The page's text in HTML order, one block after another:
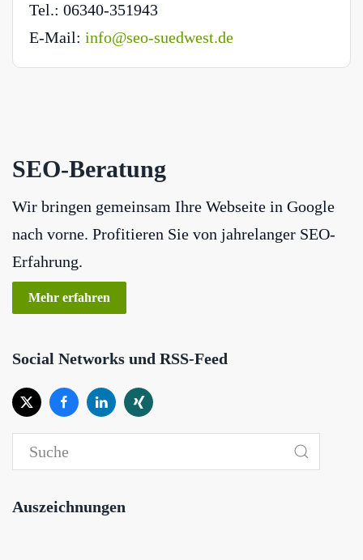
Tel.: 06340-351943
E-Mail: info@seo-suedwest.de
SEO-Beratung
Wir bringen gemeinsam Ihre Webseite in Google
nach vorne. Profitieren Sie von jahrelanger SEO-
Erfahrung.
Mehr erfahren
Social Networks und RSS-Feed
Auszeichnungen